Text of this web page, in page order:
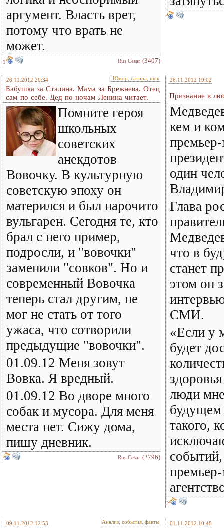
аргумент. Власть врет,
потому что врать не
может.
1 Rus Cesar (3407)
26.11.2012 20:34 Юмор, сатира, шок
Бабушка за Сталина. Мама за Брежнева. Отец
сам по себе. Дед по ночам Ленина читает.
Помните героя
школьных
советских
анекдотов
Вовочку. В культурную
советскую эпоху он
матерился и был нарочито
вульгарен. Сегодня те, кто
брал с него пример,
подросли, и "вовочки"
заменили "совков". Но и
современный Вовочка
теперь стал другим, не
мог не стать от того
ужаса, что сотворили
предыдущие "вовочки".
01.09.12 Меня зовут
Вовка. Я вредный.
01.09.12 Во дворе много
собак и мусора. Для меня
места нет. Сижу дома,
пишу дневник.
Rus Cesar (2796)
26.11.2012 19:02
Признание в
кем и
один
Глава
что в
станет
этом он
СМИ.
«Если у
будет
люди
будущем
такого,
2
09.11.2012 12:53 Анализ, события, факты 01.11.2012 10:48